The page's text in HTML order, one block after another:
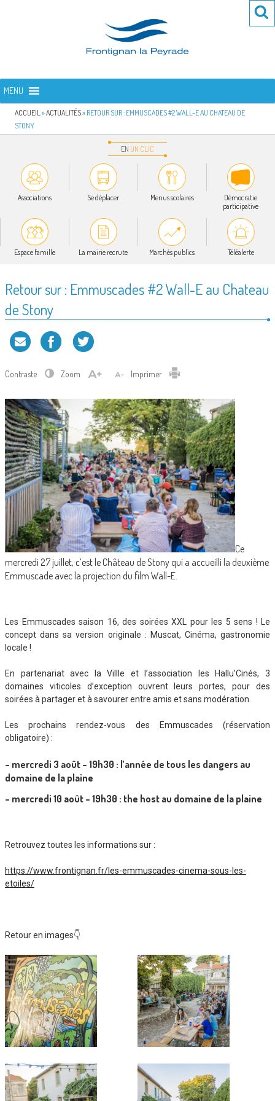
FRONTIGNAN LA PEYRADE
MENU
ACCUEIL »ACTUALITÉS» RETOUR SUR : EMMUSCADES #2 WALL-E AU CHATEAU DE
STONY
EN UN CLIC
Associations Se déplacer Menus scolaires
Démocratie
participative
Espace famille La mairie recrute Marchés publics Téléalerte
Retour sur : Emmuscades #2 Wall-E au Chateau
de Stony
Contraste Zoom Imprimer
Ce
mercredi 27 juillet, c’est le Château de Stony qui a accueilli la deuxième
Emmuscade avec la projection du film Wall-E.
Les Emmuscades saison 16, des soirées XXL pour les 5 sens ! Le
concept dans sa version originale : Muscat, Cinéma, gastronomie
locale !
En partenariat avec la Villle et l’association les Hallu’Cinés, 3
domaines viticoles d’exception ouvrent leurs portes, pour des
soirées à partager et à savourer entre amis et sans modération.
Les prochains rendez-vous des Emmuscades (réservation
obligatoire) :
– mercredi 3 août – 19h30 : l’année de tous les dangers au
domaine de la plaine
– mercredi 10 août – 19h30 : the host au domaine de la plaine
Retrouvez toutes les informations sur :
https://www.frontignan.fr/les-emmuscades-cinema-sous-les-
etoiles/
Retour en images👇